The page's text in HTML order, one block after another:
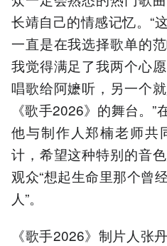
长靖自己的情感记忆。“
一直是在我选择歌单的
我觉得满足了我两个心
唱歌给阿嬷听，另一个
《歌手2026》的舞台。”
他与制作人郑楠老师共
计，希望这种特别的音
观众“想起生命里那个曾
人”。
《歌手2026》制片人张